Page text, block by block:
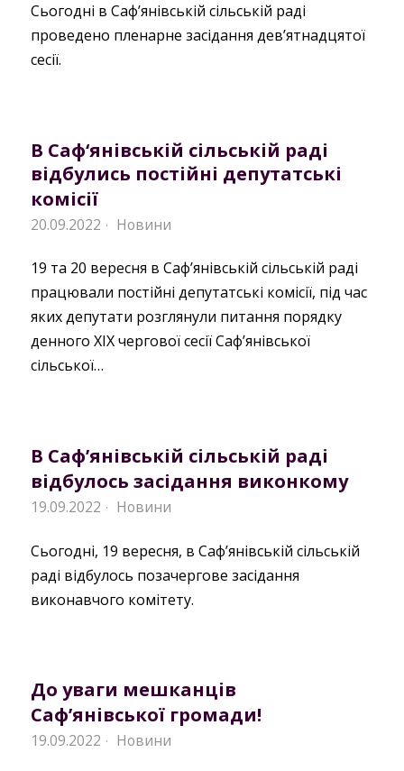
Сьогодні в Саф’янівській сільській раді
проведено пленарне засідання дев’ятнадцятої
сесії.
В Саф‘янівській сільській раді
відбулись постійні депутатські
комісії
20.09.2022 · Новини
19 та 20 вересня в Саф’янівській сільській раді
працювали постійні депутатські комісії, під час
яких депутати розглянули питання порядку
денного XIX чергової сесії Саф’янівської
сільської…
В Саф’янівській сільській раді
відбулось засідання виконкому
19.09.2022 · Новини
Сьогодні, 19 вересня, в Саф’янівській сільській
раді відбулось позачергове засідання
виконавчого комітету.
До уваги мешканців
Саф’янівської громади!
19.09.2022 · Новини